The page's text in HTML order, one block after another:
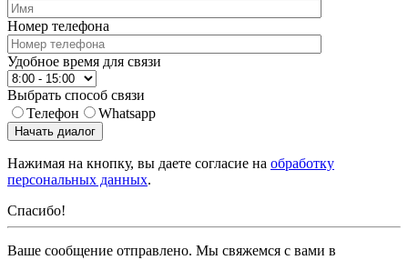
Номер телефона
Удобное время для связи
Выбрать способ связи
Телефон
Whatsapp
Начать диалог
Нажимая на кнопку, вы даете согласие на обработку
персональных данных.
Спасибо!
Ваше сообщение отправлено. Мы свяжемся с вами в